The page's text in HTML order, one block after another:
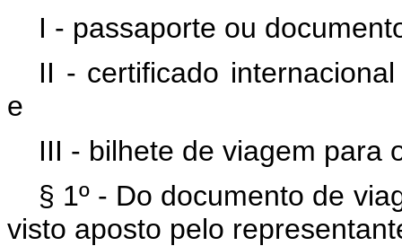
I - passaporte ou
II - certificado
e
III - bilhete de viagem para
§ 1º - Do documento de
visto aposto pelo